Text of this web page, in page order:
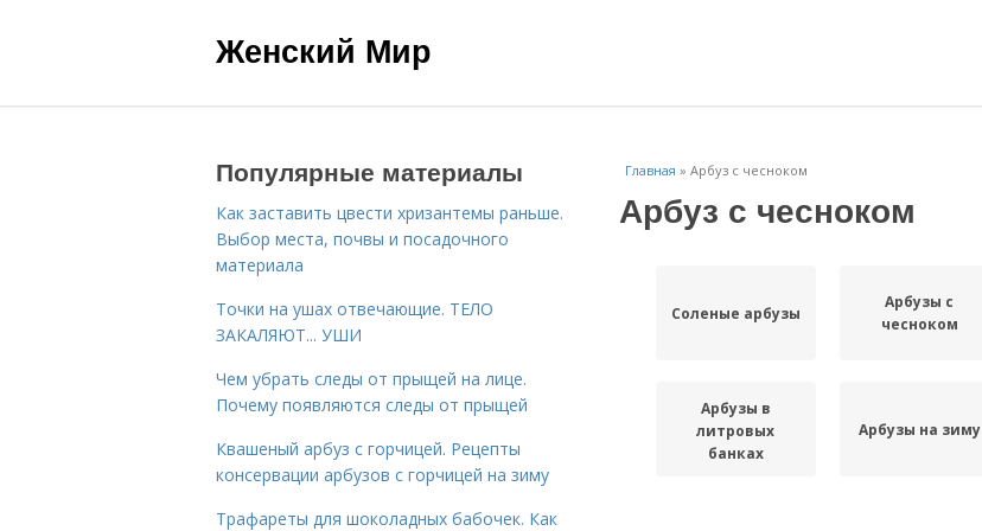
Женский Мир
Главная » Арбуз с чесноком
Арбуз с чесноком
Соленые арбузы
Арбузы с
чесноком
Арбузы в
литровых
банках
Арбузы на зиму
Популярные материалы
Как заставить цвести хризантемы раньше.
Выбор места, почвы и посадочного
материала
Точки на ушах отвечающие. ТЕЛО
ЗАКАЛЯЮТ... УШИ
Чем убрать следы от прыщей на лице.
Почему появляются следы от прыщей
Квашеный арбуз с горчицей. Рецепты
консервации арбузов с горчицей на зиму
Трафареты для шоколадных бабочек. Как